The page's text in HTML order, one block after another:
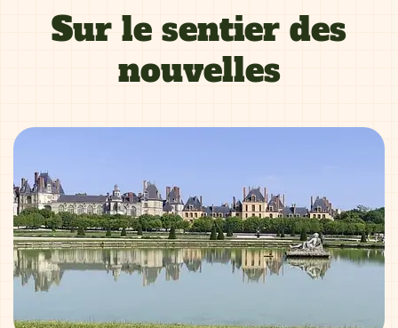
Sur le sentier des
nouvelles